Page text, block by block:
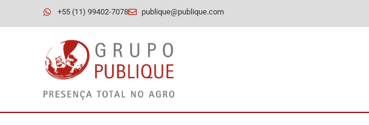
+55 (11) 99402-7078 publique@publique.com